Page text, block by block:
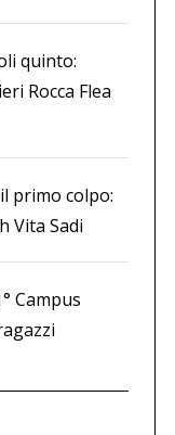
quinto:
Rocca Flea
primo colpo:
Vita Sadi
Campus